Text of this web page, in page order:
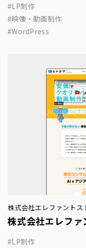
LP制作
映像・動画制作
WordPress
株式会社エレファントス
株式会社エレフ
LP制作